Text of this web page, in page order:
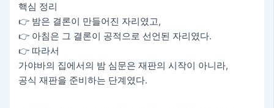
핵심 정리
👉 밤은 결론이 만들어진 자리였고,
👉 아침은 그 결론이 공적으로 선언된 자리였다.
👉 따라서
가야바의 집에서의 밤 심문은 재판의 시작이 아니라,
공식 재판을 준비하는 단계였다.